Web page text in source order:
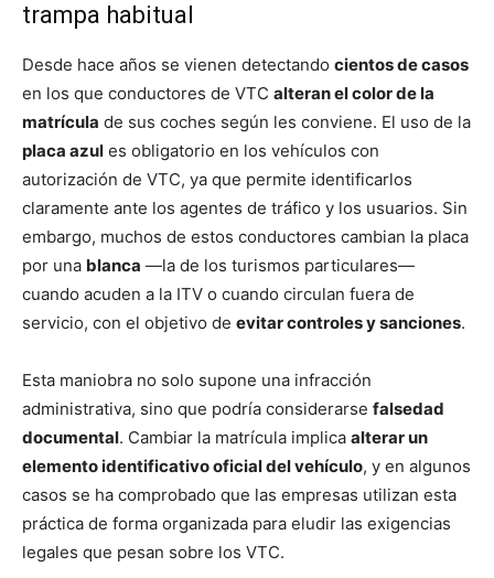
trampa habitual
Desde hace años se vienen detectando cientos de casos
en los que conductores de VTC alteran el color de la
matrícula de sus coches según les conviene. El uso de la
placa azul es obligatorio en los vehículos con
autorización de VTC, ya que permite identificarlos
claramente ante los agentes de tráfico y los usuarios. Sin
embargo, muchos de estos conductores cambian la placa
por una blanca —la de los turismos particulares—
cuando acuden a la ITV o cuando circulan fuera de
servicio, con el objetivo de evitar controles y sanciones.
Esta maniobra no solo supone una infracción
administrativa, sino que podría considerarse falsedad
documental. Cambiar la matrícula implica alterar un
elemento identificativo oficial del vehículo, y en algunos
casos se ha comprobado que las empresas utilizan esta
práctica de forma organizada para eludir las exigencias
legales que pesan sobre los VTC.